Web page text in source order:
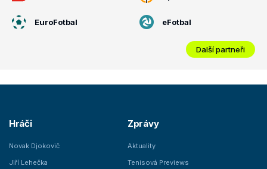
EuroFotbal eFotbal
Další partneři
Hráči
Novak Djokovič
Jiří Lehečka
Zprávy
Aktuality
Tenisová Previews